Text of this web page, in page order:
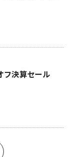
フ決算セール